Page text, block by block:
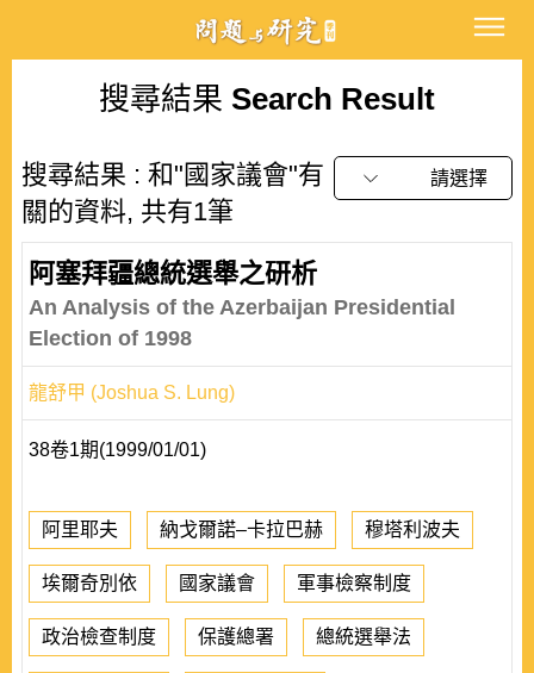
搜尋結果 Search Result
搜尋結果 : 和"國家議會"有
關的資料, 共有1筆
請選擇
阿塞拜疆總統選舉之研析
An Analysis of the Azerbaijan Presidential
Election of 1998
龍舒甲 (Joshua S. Lung)
38卷1期(1999/01/01)
阿里耶夫 納戈爾諾–卡拉巴赫 穆塔利波夫
埃爾奇別依 國家議會 軍事檢察制度
政治檢查制度 保護總署 總統選舉法